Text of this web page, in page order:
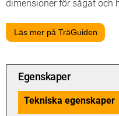
dimensioner för sågat och
Läs mer på TräGuiden
Egenskaper
Tekniska egenskaper